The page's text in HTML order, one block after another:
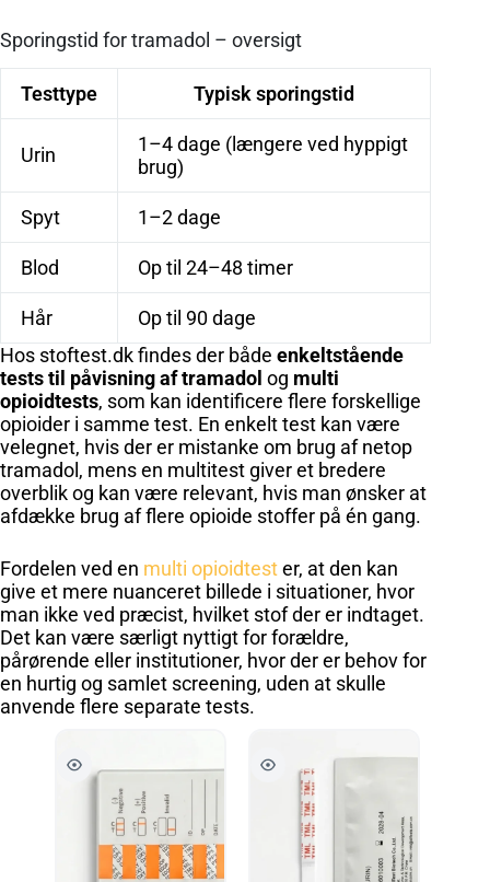
Sporingstid for tramadol – oversigt
Testtype Typisk sporingstid
Urin
1–4 dage (længere ved hyppigt
brug)
Spyt 1–2 dage
Blod Op til 24–48 timer
Hår
Op til 90 dage
Hos stoftest.dk findes der både enkeltstående
tests til påvisning af tramadol og multi
opioidtests, som kan identificere flere forskellige
opioider i samme test. En enkelt test kan være
velegnet, hvis der er mistanke om brug af netop
tramadol, mens en multitest giver et bredere
overblik og kan være relevant, hvis man ønsker at
afdække brug af flere opioide stoffer på én gang.
Fordelen ved en multi opioidtester, at den kan
give et mere nuanceret billede i situationer, hvor
man ikke ved præcist, hvilket stof der er indtaget.
Det kan være særligt nyttigt for forældre,
pårørende eller institutioner, hvor der er behov for
en hurtig og samlet screening, uden at skulle
anvende flere separate tests.